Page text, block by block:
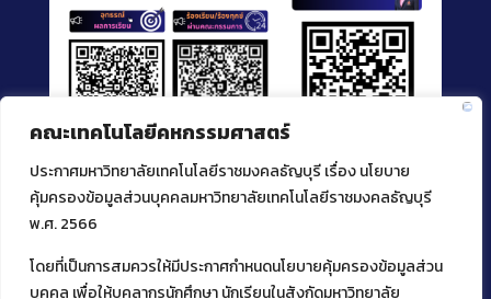
คณะเทคโนโลยีคหกรรมศาสตร์
ประกาศมหาวิทยาลัยเทคโนโลยีราชมงคลธัญบุรี เรื่อง นโยบาย
คุ้มครองข้อมูลส่วนบุคคลมหาวิทยาลัยเทคโนโลยีราชมงคลธัญบุรี
พ.ศ. 2566
โดยที่เป็นการสมควรให้มีประกาศกำหนดนโยบายคุ้มครองข้อมูลส่วน
บุคคล เพื่อให้บุคลากรนักศึกษา นักเรียนในสังกัดมหาวิทยาลัย
ติดต่อคณะเทคโนโลยีคหกรรมศาสตร์